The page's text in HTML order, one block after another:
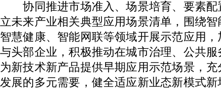
协同推进市场准入、场景培育、要素配
立未来产业相关典型应用场景清单，围绕
智慧健康、智能网联等领域开展示范应用
与头部企业，积极推动在城市治理、公共
为新技术新产品提供早期应用示范场景，
发展的多元需要，健全适应新业态新模式